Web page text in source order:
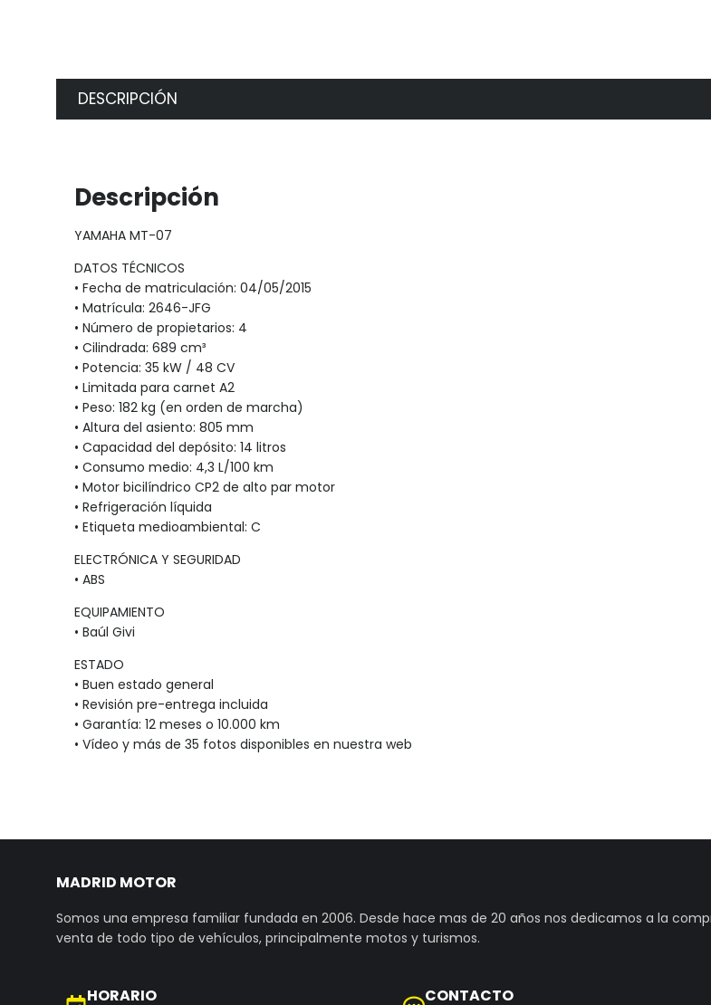
DESCRIPCIÓN
Descripción
YAMAHA MT-07
DATOS TÉCNICOS
• Fecha de matriculación: 04/05/2015
• Matrícula: 2646-JFG
• Número de propietarios: 4
• Cilindrada: 689 cm³
• Potencia: 35 kW / 48 CV
• Limitada para carnet A2
• Peso: 182 kg (en orden de marcha)
• Altura del asiento: 805 mm
• Capacidad del depósito: 14 litros
• Consumo medio: 4,3 L/100 km
• Motor bicilíndrico CP2 de alto par motor
• Refrigeración líquida
• Etiqueta medioambiental: C
ELECTRÓNICA Y SEGURIDAD
• ABS
EQUIPAMIENTO
• Baúl Givi
ESTADO
• Buen estado general
• Revisión pre-entrega incluida
• Garantía: 12 meses o 10.000 km
• Vídeo y más de 35 fotos disponibles en nuestra web
MADRID MOTOR
Somos una empresa familiar fundada en 2006. Desde hace mas de 20 años nos dedicamos a la
venta de todo tipo de vehículos, principalmente motos y turismos.
HORARIO CONTACTO